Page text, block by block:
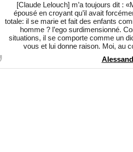
[Claude Lelouch] m’a toujours dit :
épousé en croyant qu’il avait
totale: il se marie et fait des enfants
homme ? l’ego surdimensionné.
situations, il se comporte comme un
vous et lui donne raison. Moi, au